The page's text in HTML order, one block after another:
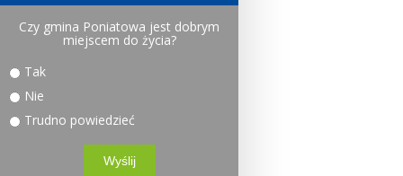
Czy gmina Poniatowa jest dobrym
miejscem do życia?
Tak
Nie
Trudno powiedzieć